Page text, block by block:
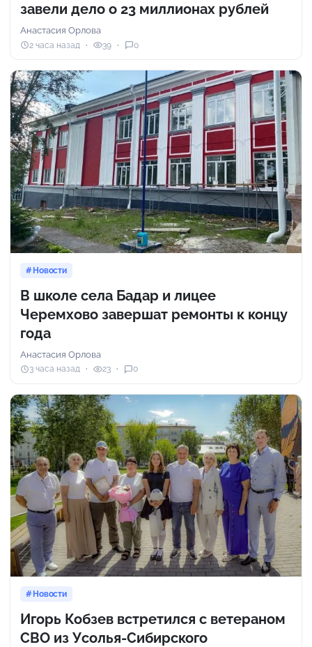
завели дело о 23 миллионах рублей
Анастасия Орлова
2 часа назад 39 0
Новости
В школе села Бадар и лицее
Черемхово завершат ремонты к концу
года
Анастасия Орлова
3 часа назад 23 0
Новости
Игорь Кобзев встретился с ветераном
СВО из Усолья-Сибирского